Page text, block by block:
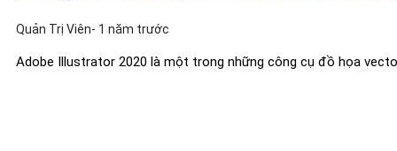
Quản Trị Viên- 1 năm trước
Adobe Illustrator 2020 là một trong những công cụ đồ họa